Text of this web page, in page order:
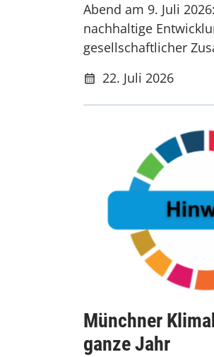
22. Juli 2026
Abend am 9. Juli
nachhaltige
gesellschaftlicher
Münchner
ganze Jahr